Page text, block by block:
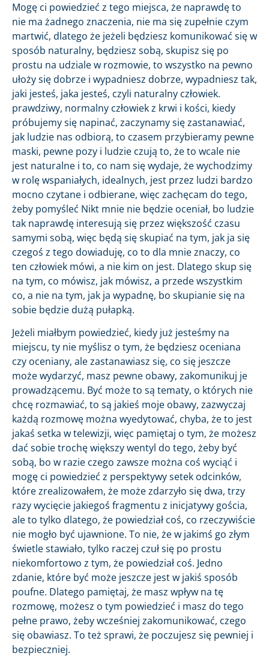
Mogę ci powiedzieć z tego miejsca, że naprawdę to
nie ma żadnego znaczenia, nie ma się zupełnie czym
martwić, dlatego że jeżeli będziesz komunikować się w
sposób naturalny, będziesz sobą, skupisz się po
prostu na udziale w rozmowie, to wszystko na pewno
ułoży się dobrze i wypadniesz dobrze, wypadniesz tak,
jaki jesteś, jaka jesteś, czyli naturalny człowiek.
prawdziwy, normalny człowiek z krwi i kości, kiedy
próbujemy się napinać, zaczynamy się zastanawiać,
jak ludzie nas odbiorą, to czasem przybieramy pewne
maski, pewne pozy i ludzie czują to, że to wcale nie
jest naturalne i to, co nam się wydaje, że wychodzimy
w rolę wspaniałych, idealnych, jest przez ludzi bardzo
mocno czytane i odbierane, więc zachęcam do tego,
żeby pomyśleć Nikt mnie nie będzie oceniał, bo ludzie
tak naprawdę interesują się przez większość czasu
samymi sobą, więc będą się skupiać na tym, jak ja się
czegoś z tego dowiaduję, co to dla mnie znaczy, co
ten człowiek mówi, a nie kim on jest. Dlatego skup się
na tym, co mówisz, jak mówisz, a przede wszystkim
co, a nie na tym, jak ja wypadnę, bo skupianie się na
sobie będzie dużą pułapką.
Jeżeli miałbym powiedzieć, kiedy już jesteśmy na
miejscu, ty nie myślisz o tym, że będziesz oceniana
czy oceniany, ale zastanawiasz się, co się jeszcze
może wydarzyć, masz pewne obawy, zakomunikuj je
prowadzącemu. Być może to są tematy, o których nie
chcę rozmawiać, to są jakieś moje obawy, zazwyczaj
każdą rozmowę można wyedytować, chyba, że to jest
jakaś setka w telewizji, więc pamiętaj o tym, że możesz
dać sobie trochę większy wentyl do tego, żeby być
sobą, bo w razie czego zawsze można coś wyciąć i
mogę ci powiedzieć z perspektywy setek odcinków,
które zrealizowałem, że może zdarzyło się dwa, trzy
razy wycięcie jakiegoś fragmentu z inicjatywy gościa,
ale to tylko dlatego, że powiedział coś, co rzeczywiście
nie mogło być ujawnione. To nie, że w jakimś go złym
świetle stawiało, tylko raczej czuł się po prostu
niekomfortowo z tym, że powiedział coś. Jedno
zdanie, które być może jeszcze jest w jakiś sposób
poufne. Dlatego pamiętaj, że masz wpływ na tę
rozmowę, możesz o tym powiedzieć i masz do tego
pełne prawo, żeby wcześniej zakomunikować, czego
się obawiasz. To też sprawi, że poczujesz się pewniej i
bezpieczniej.